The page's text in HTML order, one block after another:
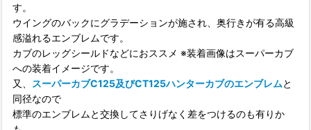
す。
ウイングのバックにグラデーションが施され、奥行きが有る高級
感溢れるエンブレムです。
カブのレッグシールドなどにおススメ ※装着画像はスーパーカブ
への装着イメージです。
又、
スーパーカブC125及びCT125ハンターカブのエンブレムと
同径なので
標準のエンブレムと交換してさりげなく差をつけるのも有りか